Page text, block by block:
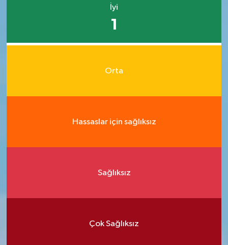
İyi
1
Orta
Hassaslar için sağlıksız
Sağlıksız
Çok Sağlıksız